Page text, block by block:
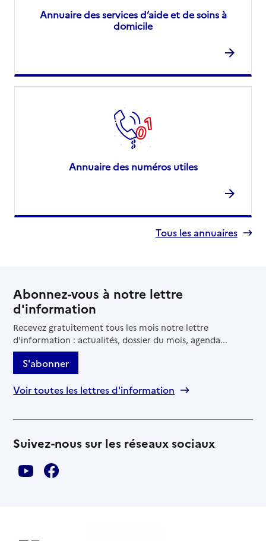
Annuaire des services d’aide et de soins à
domicile
Annuaire des numéros utiles
Tous les annuaires
Abonnez-vous à notre lettre
d'information
Recevez gratuitement tous les mois notre lettre
d'information : actualités, dossier du mois, agenda...
S'abonner
Voir toutes les lettres d'information
Suivez-nous sur les réseaux sociaux